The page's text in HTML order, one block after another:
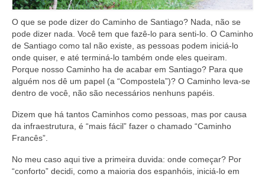
O que se pode dizer do Caminho de Santiago? Nada, não se
pode dizer nada. Você tem que fazê-lo para senti-lo. O Caminho
de Santiago como tal não existe, as pessoas podem iniciá-lo
onde quiser, e até terminá-lo também onde eles queiram.
Porque nosso Caminho ha de acabar em Santiago? Para que
alguém nos dê um papel (a “Compostela”)? O Caminho leva-se
dentro de você, não são necessários nenhuns papéis.
Dizem que há tantos Caminhos como pessoas, mas por causa
da infraestrutura, é “mais fácil” fazer o chamado “Caminho
Francês”.
No meu caso aqui tive a primeira duvida: onde começar? Por
“conforto” decidi, como a maioria dos espanhóis, iniciá-lo em